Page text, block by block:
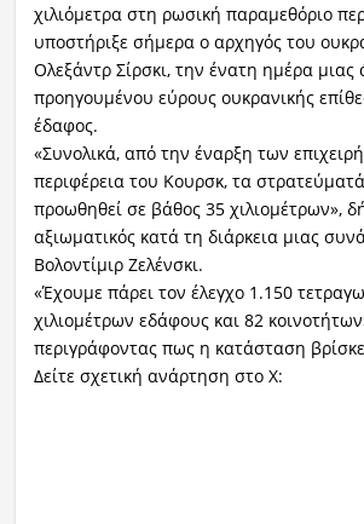
χιλιόμετρα στη ρωσική παραμεθόριο
υποστήριξε σήμερα ο αρχηγός του
Ολεξάντρ Σίρσκι, την ένατη ημέρα μιας
προηγουμένου εύρους ουκρανικής
έδαφος.
«Συνολικά, από την έναρξη των
περιφέρεια του Κουρσκ, τα
προωθηθεί σε βάθος 35 χιλιομέτρων»,
αξιωματικός κατά τη διάρκεια μιας
Βολοντίμιρ Ζελένσκι.
«Έχουμε πάρει τον έλεγχο 1.150
χιλιομέτρων εδάφους και 82
περιγράφοντας πως η κατάσταση
Δείτε σχετική ανάρτηση στο Χ: